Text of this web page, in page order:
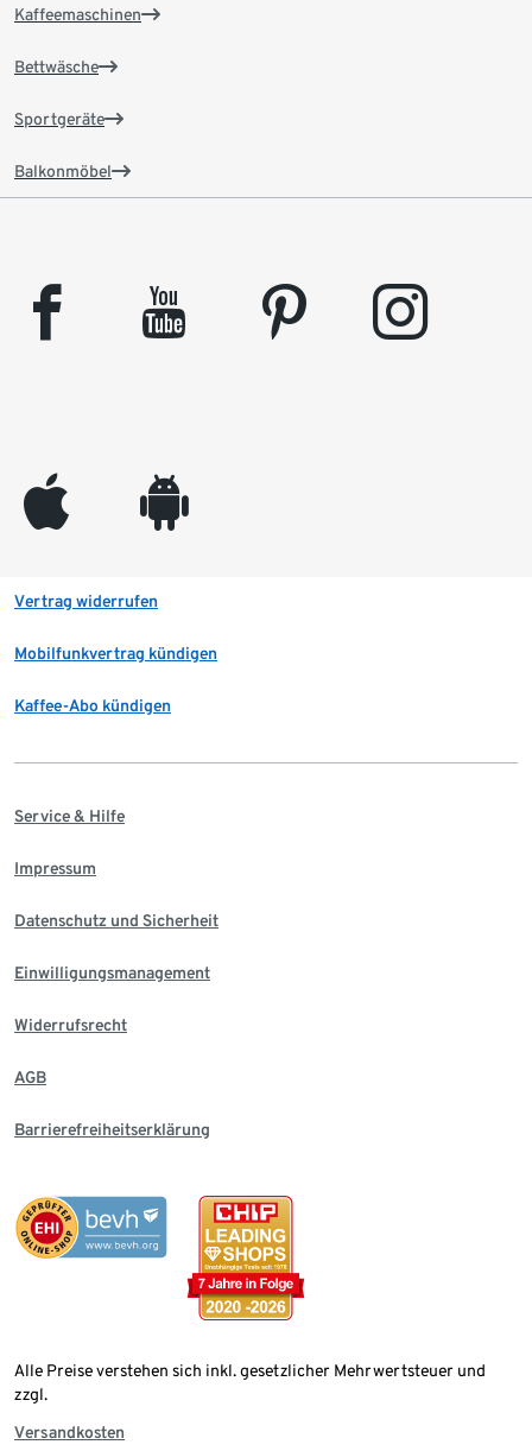
Kaffeemaschinen
Bettwäsche
Sportgeräte
Balkonmöbel
facebook youtube pinterest instagram
appleinc android
Vertrag widerrufen
Mobilfunkvertrag kündigen
Kaffee-Abo kündigen
Service & Hilfe
Impressum
Datenschutz und Sicherheit
Einwilligungsmanagement
Widerrufsrecht
AGB
Barrierefreiheitserklärung
Alle Preise verstehen sich inkl. gesetzlicher Mehrwertsteuer und
zzgl.
Versandkosten